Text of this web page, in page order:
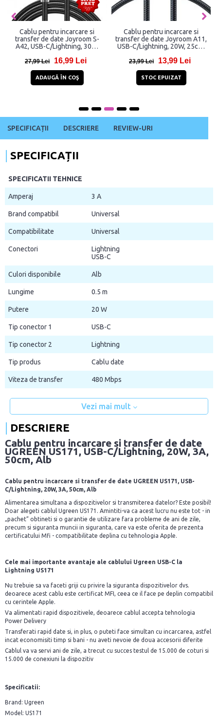
Cablu pentru incarcare si
transfer de date Joyroom S-
A42, USB-C/Lightning, 30W,
27,99 Lei 16,99 Lei
ADAUGĂ ÎN COŞ
Cablu pentru incarcare si
transfer de date Joyroom A11,
USB-C/Lightning, 20W, 25cm,
23,99 Lei 13,99 Lei
STOC EPUIZAT
SPECIFICAȚII DESCRIERE REVIEW-URI
SPECIFICAȚII
SPECIFICATII TEHNICE
Amperaj 3 A
Brand compatibil Universal
Compatibilitate Universal
Conectori
Lightning
USB-C
Culori disponibile Alb
Lungime 0.5 m
Putere 20 W
Tip conector 1 USB-C
Tip conector 2 Lightning
Tip produs Cablu date
Viteza de transfer 480 Mbps
Vezi mai mult
DESCRIERE
Cablu pentru incarcare si transfer de date
UGREEN US171, USB-C/Lightning, 20W, 3A,
50cm, Alb
Cablu pentru incarcare si transfer de date UGREEN US171, USB-
C/Lightning, 20W, 3A, 50cm, Alb
Alimentarea simultana a dispozitivelor si transmiterea datelor? Este posibil!
Doar alegeti cablul Ugreen US171. Amintiti-va ca acest lucru nu este tot - in
„pachet” obtineti si o garantie de utilizare fara probleme de ani de zile,
precum si siguranta muncii in siguranta, care va este oferita de prezenta
certificatului Mfi - compatibilitate deplina cu tehnologia Apple.
Cele mai importante avantaje ale cablului Ugreen USB-C la
Lightning US171
Nu trebuie sa va faceti griji cu privire la siguranta dispozitivelor dvs.
deoarece acest cablu este certificat MFI, ceea ce il face pe deplin compatibil
cu cerintele Apple.
Va alimentati rapid dispozitivele, deoarece cablul accepta tehnologia
Power Delivery
Transferati rapid date si, in plus, o puteti face simultan cu incarcarea, astfel
incat economisiti timp si bani - nu aveti nevoie de doua accesorii diferite
Cablul va va servi ani de zile, a trecut cu succes testul de 15.000 de coturi si
15.000 de conexiuni la dispozitiv
Specificatii:
Brand: Ugreen
Model: US171